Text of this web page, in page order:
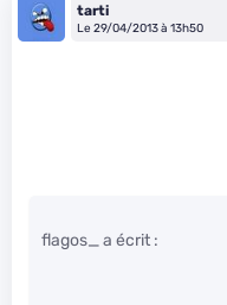
tarti
Le 29/04/2013 à 13h50
flagos_ a écrit :